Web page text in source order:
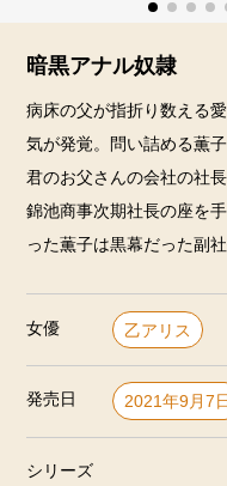
暗黒アナル奴隷
病床の父が指折り数える
気が発覚。問い詰める薫
君のお父さんの会社の社
錦池商事次期社長の座を
った薫子は黒幕だった副
女優 乙アリス
発売日 2021年9月7
シリーズ